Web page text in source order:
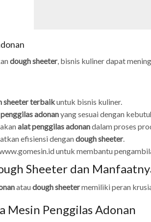
dough sheeter, bisnis kuliner dapat
sheeter terbaikuntuk bisnis kuliner.
adonanyang sesuai dengan
alat penggilas adonandalam proses
efisiensi dengandough sheeter.
untuk membantu
Sheeter dan
ataudough sheetermemiliki peran
Mesin Penggilas Adonan